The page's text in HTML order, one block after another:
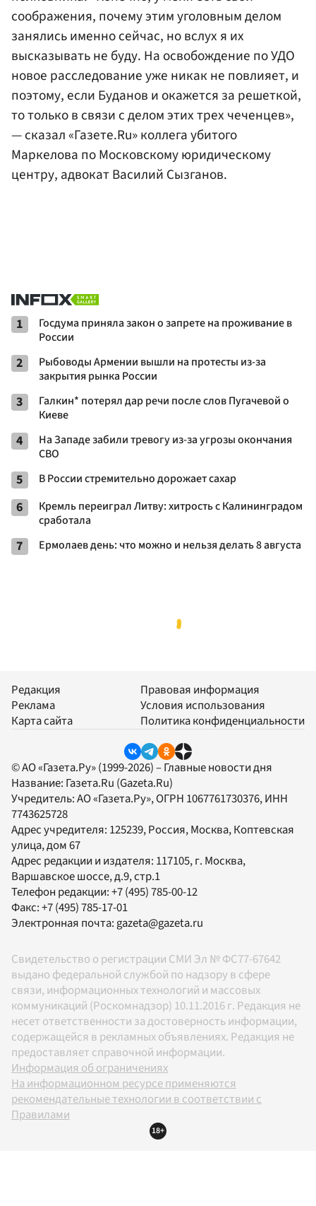
соображения, почему этим уголовным делом
занялись именно сейчас, но вслух я их
высказывать не буду. На освобождение по УДО
новое расследование уже никак не повлияет, и
поэтому, если Буданов и окажется за решеткой,
то только в связи с делом этих трех чеченцев»,
— сказал «Газете.Ru» коллега убитого
Маркелова по Московскому юридическому
центру, адвокат Василий Сызганов.
1
Госдума приняла закон о запрете на проживание в
России
2
Рыбоводы Армении вышли на протесты из-за
закрытия рынка России
3
Галкин* потерял дар речи после слов Пугачевой о
Киеве
4
На Западе забили тревогу из-за угрозы окончания
СВО
5 В России стремительно дорожает сахар
6
Кремль переиграл Литву: хитрость с Калининградом
сработала
7 Ермолаев день: что можно и нельзя делать 8 августа
Редакция
Реклама
Карта сайта
Правовая информация
Условия использования
Политика конфиденциальности
© АО «Газета.Ру» (1999-2026) – Главные новости дня
Название: Газета.Ru (Gazeta.Ru)
Учредитель:АО «Газета.Ру», ОГРН 1067761730376, ИНН
7743625728
Адрес учредителя: 125239, Россия, Москва, Коптевская
улица, дом 67
Адрес редакции и издателя: 117105, г. Москва,
Варшавское шоссе, д.9, стр.1
Телефон редакции:+7 (495) 785-00-12
Факс:+7 (495) 785-17-01
Электронная почта:gazeta@gazeta.ru
Свидетельство о регистрации СМИ Эл № ФС77-67642
выдано федеральной службой по надзору в сфере
связи, информационных технологий и массовых
коммуникаций (Роскомнадзор) 10.11.2016 г. Редакция не
несет ответственности за достоверность информации,
содержащейся в рекламных объявлениях. Редакция не
предоставляет справочной информации.
Информация об ограничениях
На информационном ресурсе применяются
рекомендательные технологии в соответствии с
Правилами
18+